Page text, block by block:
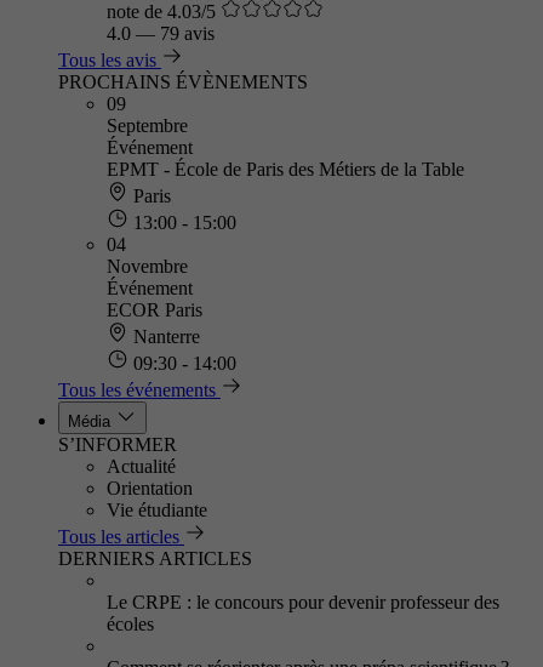
note de 4.03/5
4.0 — 79 avis
Tous les avis
PROCHAINS ÉVÈNEMENTS
09
Septembre
Événement
EPMT - École de Paris des Métiers de la Table
Paris
13:00 - 15:00
04
Novembre
Événement
ECOR Paris
Nanterre
09:30 - 14:00
Tous les événements
Média
S’INFORMER
Actualité
Orientation
Vie étudiante
Tous les articles
DERNIERS ARTICLES
Le CRPE : le concours pour devenir professeur des
écoles